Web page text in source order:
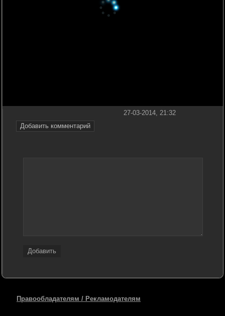
Добавить комментарий
27-03-2014, 21:32
Добавить
Правообладателям / Рекламодателям